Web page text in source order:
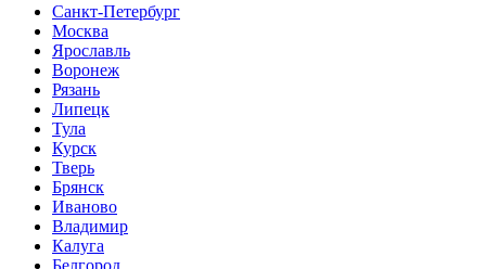
Санкт-Петербург
Москва
Ярославль
Воронеж
Рязань
Липецк
Тула
Курск
Тверь
Брянск
Иваново
Владимир
Калуга
Белгород